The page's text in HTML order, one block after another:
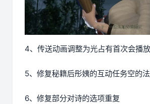
4、传送动画调整为光占有首次会播放
5、修复秘籍后彤姨的互动任务空的
6、修复部分对诗的选项重复